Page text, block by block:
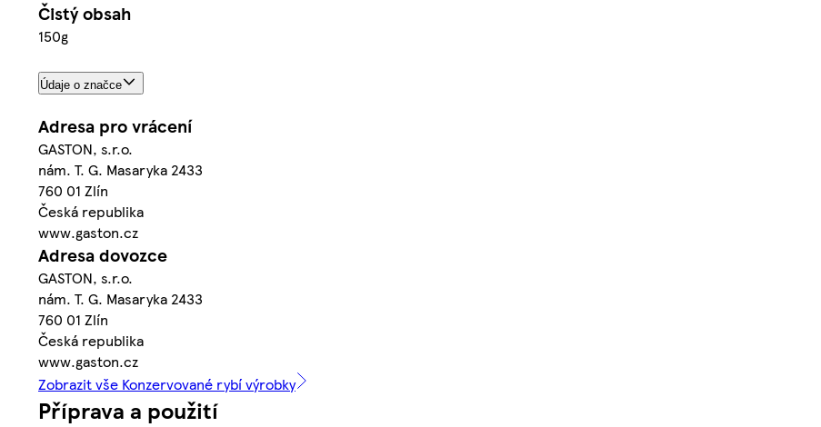
Čistý obsah
150g
Údaje o značce
Adresa pro vrácení
GASTON, s.r.o.
nám. T. G. Masaryka 2433
760 01 Zlín
Česká republika
www.gaston.cz
Adresa dovozce
GASTON, s.r.o.
nám. T. G. Masaryka 2433
760 01 Zlín
Česká republika
www.gaston.cz
Zobrazit vše Konzervované rybí výrobky
Příprava a použití